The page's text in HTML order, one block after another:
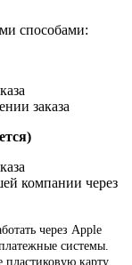
способами:
заказа
компании через
через Apple
системы.
карту